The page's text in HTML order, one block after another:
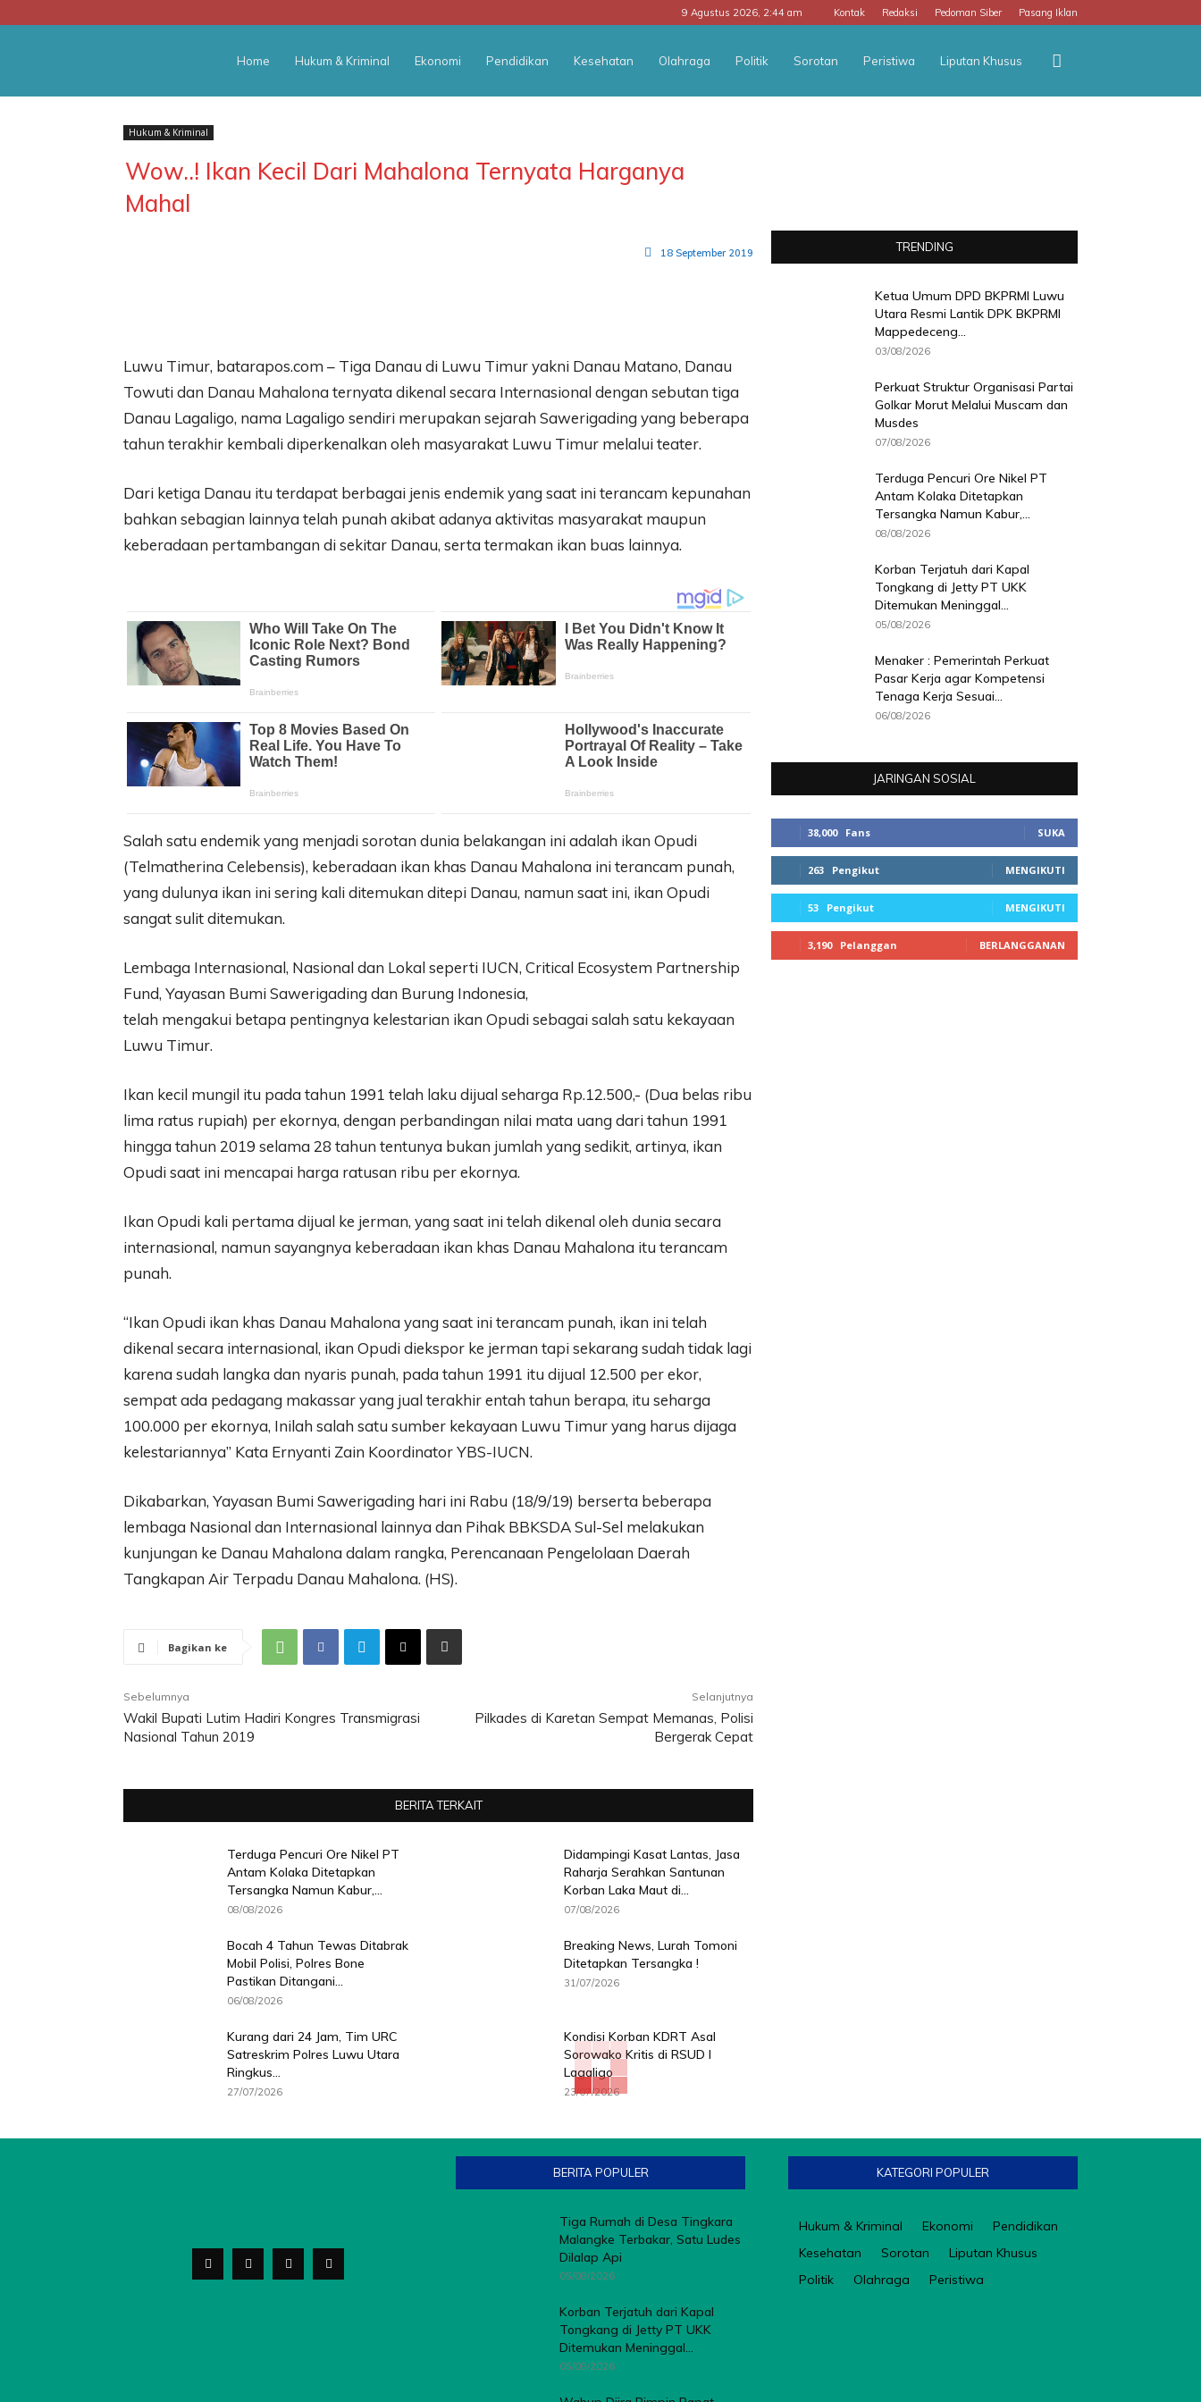
9 Agustus 2026, 2:44 am Kontak Redaksi Pedoman Siber Pasang Iklan
POS
Home Hukum & Kriminal Ekonomi Pendidikan Kesehatan Olahraga Politik Sorotan Peristiwa Liputan Khusus
Hukum & Kriminal
Wow..! Ikan Kecil Dari Mahalona Ternyata Harganya
Mahal
18 September 2019
Luwu Timur, batarapos.com – Tiga Danau di Luwu Timur yakni Danau Matano, Danau
Towuti dan Danau Mahalona ternyata dikenal secara Internasional dengan sebutan tiga
Danau Lagaligo, nama Lagaligo sendiri merupakan sejarah Sawerigading yang beberapa
tahun terakhir kembali diperkenalkan oleh masyarakat Luwu Timur melalui teater.
Dari ketiga Danau itu terdapat berbagai jenis endemik yang saat ini terancam kepunahan
bahkan sebagian lainnya telah punah akibat adanya aktivitas masyarakat maupun
keberadaan pertambangan di sekitar Danau, serta termakan ikan buas lainnya.
Salah satu endemik yang menjadi sorotan dunia belakangan ini adalah ikan Opudi
(Telmatherina Celebensis), keberadaan ikan khas Danau Mahalona ini terancam punah,
yang dulunya ikan ini sering kali ditemukan ditepi Danau, namun saat ini, ikan Opudi
sangat sulit ditemukan.
Lembaga Internasional, Nasional dan Lokal seperti IUCN, Critical Ecosystem Partnership
Fund, Yayasan Bumi Sawerigading dan Burung Indonesia,
telah mengakui betapa pentingnya kelestarian ikan Opudi sebagai salah satu kekayaan
Luwu Timur.
Ikan kecil mungil itu pada tahun 1991 telah laku dijual seharga Rp.12.500,- (Dua belas ribu
lima ratus rupiah) per ekornya, dengan perbandingan nilai mata uang dari tahun 1991
hingga tahun 2019 selama 28 tahun tentunya bukan jumlah yang sedikit, artinya, ikan
Opudi saat ini mencapai harga ratusan ribu per ekornya.
Ikan Opudi kali pertama dijual ke jerman, yang saat ini telah dikenal oleh dunia secara
internasional, namun sayangnya keberadaan ikan khas Danau Mahalona itu terancam
punah.
“Ikan Opudi ikan khas Danau Mahalona yang saat ini terancam punah, ikan ini telah
dikenal secara internasional, ikan Opudi diekspor ke jerman tapi sekarang sudah tidak lagi
karena sudah langka dan nyaris punah, pada tahun 1991 itu dijual 12.500 per ekor,
sempat ada pedagang makassar yang jual terakhir entah tahun berapa, itu seharga
100.000 per ekornya, Inilah salah satu sumber kekayaan Luwu Timur yang harus dijaga
kelestariannya” Kata Ernyanti Zain Koordinator YBS-IUCN.
Dikabarkan, Yayasan Bumi Sawerigading hari ini Rabu (18/9/19) berserta beberapa
lembaga Nasional dan Internasional lainnya dan Pihak BBKSDA Sul-Sel melakukan
kunjungan ke Danau Mahalona dalam rangka, Perencanaan Pengelolaan Daerah
Tangkapan Air Terpadu Danau Mahalona. (HS).
Bagikan ke
Sebelumnya
Wakil Bupati Lutim Hadiri Kongres Transmigrasi
Nasional Tahun 2019
Selanjutnya
Pilkades di Karetan Sempat Memanas, Polisi
Bergerak Cepat
BERITA TERKAIT
Terduga Pencuri Ore Nikel PT
Antam Kolaka Ditetapkan
Tersangka Namun Kabur,...
08/08/2026
Didampingi Kasat Lantas, Jasa
Raharja Serahkan Santunan
Korban Laka Maut di...
07/08/2026
Bocah 4 Tahun Tewas Ditabrak
Mobil Polisi, Polres Bone
Pastikan Ditangani...
06/08/2026
Breaking News, Lurah Tomoni
Ditetapkan Tersangka !
31/07/2026
Kurang dari 24 Jam, Tim URC
Satreskrim Polres Luwu Utara
Ringkus...
27/07/2026
Kondisi Korban KDRT Asal
Sorowako Kritis di RSUD I
Lagaligo
23/07/2026
TRENDING
Ketua Umum DPD BKPRMI Luwu
Utara Resmi Lantik DPK BKPRMI
Mappedeceng...
03/08/2026
Perkuat Struktur Organisasi Partai
Golkar Morut Melalui Muscam dan
Musdes
07/08/2026
Terduga Pencuri Ore Nikel PT
Antam Kolaka Ditetapkan
Tersangka Namun Kabur,...
08/08/2026
Korban Terjatuh dari Kapal
Tongkang di Jetty PT UKK
Ditemukan Meninggal...
05/08/2026
Menaker : Pemerintah Perkuat
Pasar Kerja agar Kompetensi
Tenaga Kerja Sesuai...
06/08/2026
JARINGAN SOSIAL
38,000 Fans SUKA
263 Pengikut MENGIKUTI
53 Pengikut MENGIKUTI
3,190 Pelanggan BERLANGGANAN
BERITA POPULER
Tiga Rumah di Desa Tingkara
Malangke Terbakar, Satu Ludes
Dilalap Api
05/08/2026
Korban Terjatuh dari Kapal
Tongkang di Jetty PT UKK
Ditemukan Meninggal...
05/08/2026
KATEGORI POPULER
Hukum & Kriminal Ekonomi
Pendidikan
Kesehatan
Sorotan
Liputan Khusus
Politik
Olahraga Peristiwa